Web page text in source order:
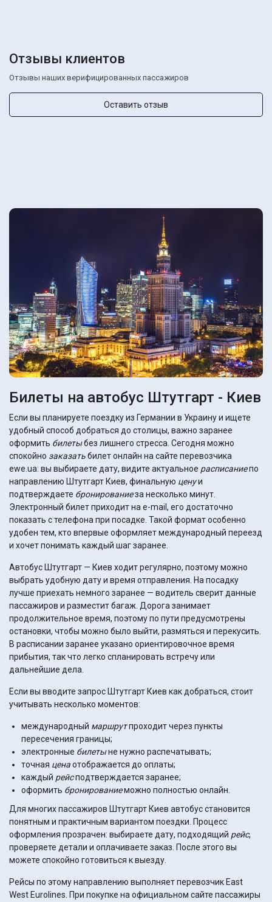
Отзывы клиентов
Отзывы наших верифицированных пассажиров
Оставить отзыв
Билеты на автобус Штутгарт - Киев
Если вы планируете поездку из Германии в Украину и ищете
удобный способ добраться до столицы, важно заранее
оформить билетыбез лишнего стресса. Сегодня можно
спокойно заказатьбилет онлайн на сайте перевозчика
ewe.ua: вы выбираете дату, видите актуальное расписаниепо
направлению Штутгарт Киев, финальную ценуи
подтверждаете бронированиеза несколько минут.
Электронный билет приходит на e-mail, его достаточно
показать с телефона при посадке. Такой формат особенно
удобен тем, кто впервые оформляет международный переезд
и хочет понимать каждый шаг заранее.
Автобус Штутгарт — Киев ходит регулярно, поэтому можно
выбрать удобную дату и время отправления. На посадку
лучше приехать немного заранее — водитель сверит данные
пассажиров и разместит багаж. Дорога занимает
продолжительное время, поэтому по пути предусмотрены
остановки, чтобы можно было выйти, размяться и перекусить.
В расписании заранее указано ориентировочное время
прибытия, так что легко спланировать встречу или
дальнейшие дела.
Если вы вводите запрос Штутгарт Киев как добраться, стоит
учитывать несколько моментов:
международный маршрутпроходит через пункты
пересечения границы;
электронные билетыне нужно распечатывать;
точная ценаотображается до оплаты;
каждый рейсподтверждается заранее;
оформить бронированиеможно полностью онлайн.
Для многих пассажиров Штутгарт Киев автобус становится
понятным и практичным вариантом поездки. Процесс
оформления прозрачен: выбираете дату, подходящий рейс,
проверяете детали и оплачиваете заказ. После этого вы
можете спокойно готовиться к выезду.
Рейсы по этому направлению выполняет перевозчик East
West Eurolines. При покупке на официальном сайте пассажиры